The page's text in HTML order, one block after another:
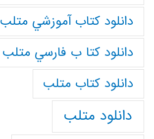
دانلود كتاب آموزشي متلب
دانلود كتا ب فارسي متلب
دانلود كتاب متلب
دانلود متلب